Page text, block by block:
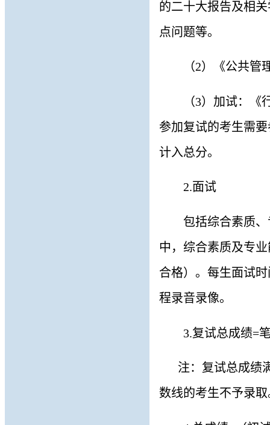
的二十大报告及相
点问题等。
（2） 《公共管
（3） 加试：《
参加复试的考生需
计入总分。
2.面试
包括综合素质
中，综合素质及专
合格）。 每生面试
程录音录像。
3.复试总成绩=
注：复试总成绩
数线的考生不予录取